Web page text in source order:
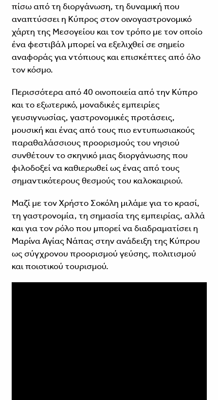
πίσω από τη διοργάνωση, τη δυναμική που
αναπτύσσει η Κύπρος στον οινογαστρονομικό
χάρτη της Μεσογείου και τον τρόπο με τον οποίο
ένα φεστιβάλ μπορεί να εξελιχθεί σε σημείο
αναφοράς για ντόπιους και επισκέπτες από όλο
τον κόσμο.
Περισσότερα από 40 οινοποιεία από την Κύπρο
και το εξωτερικό, μοναδικές εμπειρίες
γευσιγνωσίας, γαστρονομικές προτάσεις,
μουσική και ένας από τους πιο εντυπωσιακούς
παραθαλάσσιους προορισμούς του νησιού
συνθέτουν το σκηνικό μιας διοργάνωσης που
φιλοδοξεί να καθιερωθεί ως ένας από τους
σημαντικότερους θεσμούς του καλοκαιριού.
Μαζί με τον Χρήστο Σοκόλη μιλάμε για το κρασί,
τη γαστρονομία, τη σημασία της εμπειρίας, αλλά
και για τον ρόλο που μπορεί να διαδραματίσει η
Μαρίνα Αγίας Νάπας στην ανάδειξη της Κύπρου
ως σύγχρονου προορισμού γεύσης, πολιτισμού
και ποιοτικού τουρισμού.